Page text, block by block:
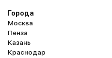
Города
Москва
Пенза
Казань
Краснодар